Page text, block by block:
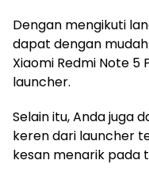
Dengan mengikuti
dapat dengan
Xiaomi Redmi Note 5
launcher.
Selain itu, Anda juga
keren dari launcher
kesan menarik pada